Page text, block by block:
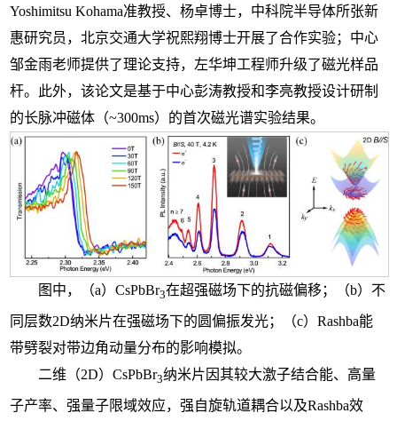
Yoshimitsu Kohama准教授、杨卓博士，中科院半导体所张新
惠研究员，北京交通大学祝熙翔博士开展了合作实验；中心
邹金雨老师提供了理论支持，左华坤工程师升级了磁光样品
杆。此外，该论文是基于中心彭涛教授和李亮教授设计研制
的长脉冲磁体（~300ms）的首次磁光谱实验结果。
图中，（a）CsPbBr3在超强磁场下的抗磁偏移；（b）不
同层数2D纳米片在强磁场下的圆偏振发光；（c）Rashba能
带劈裂对带边角动量分布的影响模拟。
二维（2D）CsPbBr3纳米片因其较大激子结合能、高量
子产率、强量子限域效应，强自旋轨道耦合以及Rashba效